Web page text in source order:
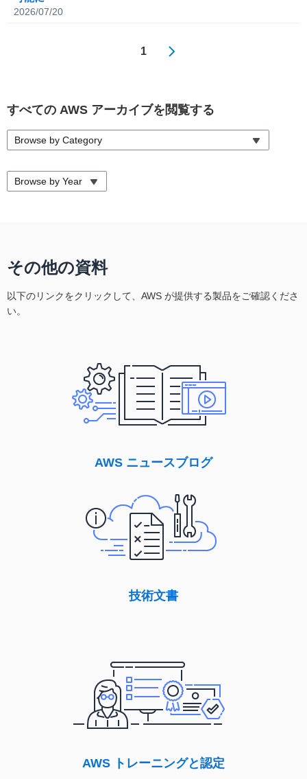
2026/07/20
1
すべての AWS アーカイブを閲覧する
Browse by Category
Browse by Year
その他の資料
以下のリンクをクリックして、AWS が提供する製品をご確認くださ
い。
AWS ニュースブログ
技術文書
AWS トレーニングと認定